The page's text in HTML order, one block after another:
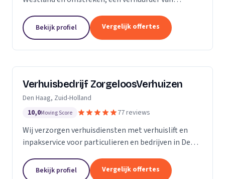
Zuid-Holland.
Bekijk profiel Vergelijk offertes
Verhuisbedrijf ZorgeloosVerhuizen
Den Haag, Zuid-Holland
10,0Moving Score 77 reviews
Wij verzorgen verhuisdiensten met verhuislift en
inpakservice voor particulieren en bedrijven in Den
Bekijk profiel Vergelijk offertes